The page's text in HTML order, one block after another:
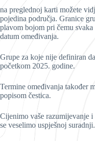
na preglednoj karti možete
pojedina područja. Granice
plavom bojom pri čemu
datum omeđivanja.
Grupe za koje nije definiran
početkom 2025. godine.
Termine omeđivanja također
popisom čestica.
Cijenimo vaše razumijevanje
se veselimo uspješnoj suradnji.